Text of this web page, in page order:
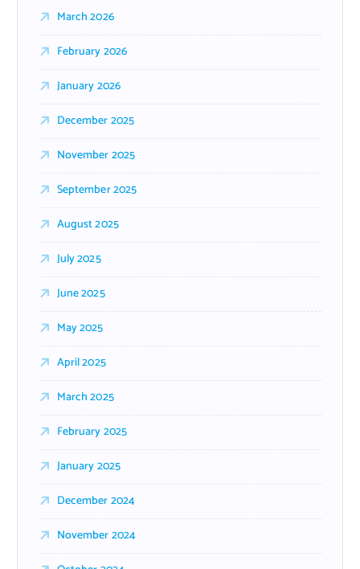
March 2026
February 2026
January 2026
December 2025
November 2025
September 2025
August 2025
July 2025
June 2025
May 2025
April 2025
March 2025
February 2025
January 2025
December 2024
November 2024